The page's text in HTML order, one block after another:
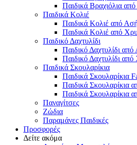
Παιδικά Βραχιόλια
Παιδικά Κολιέ
Παιδικά Κολιέ από
Παιδικά Κολιέ από
Παιδικό Δαχτυλίδι
Παιδικό Δαχτυλίδι από
Παιδικό Δαχτυλίδι
Παιδικά Σκουλαρίκια
Παιδικά Σκουλαρίκια
Παιδικά Σκουλαρίκια
Παιδικά Σκουλαρίκια
Παναγίτσες
Ζώδια
Παραμάνες Παιδικές
Προσφορές
Δείτε ακόμα